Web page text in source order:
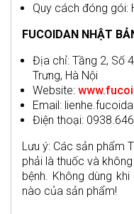
Quy cách đóng gói:
FUCOIDAN NHẬT
Địa chỉ: Tầng 2, Số
Trưng, Hà Nội
Website:
Email:
Điện thoại:
Lưu ý: Các sản phẩm
phải là thuốc và
bệnh. Không dùng
nào của sản phẩm!